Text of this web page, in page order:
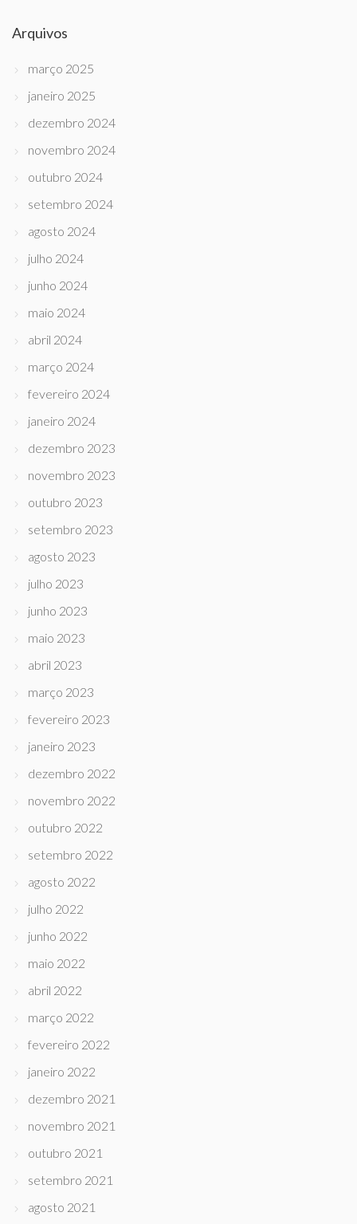
Arquivos
março 2025
janeiro 2025
dezembro 2024
novembro 2024
outubro 2024
setembro 2024
agosto 2024
julho 2024
junho 2024
maio 2024
abril 2024
março 2024
fevereiro 2024
janeiro 2024
dezembro 2023
novembro 2023
outubro 2023
setembro 2023
agosto 2023
julho 2023
junho 2023
maio 2023
abril 2023
março 2023
fevereiro 2023
janeiro 2023
dezembro 2022
novembro 2022
outubro 2022
setembro 2022
agosto 2022
julho 2022
junho 2022
maio 2022
abril 2022
março 2022
fevereiro 2022
janeiro 2022
dezembro 2021
novembro 2021
outubro 2021
setembro 2021
agosto 2021